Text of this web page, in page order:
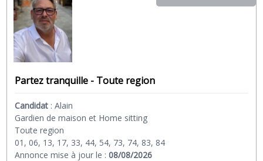
Partez tranquille - Toute region
Candidat :Alain
Gardien de maison et Home sitting
Toute region
01, 06, 13, 17, 33, 44, 54, 73, 74, 83, 84
Annonce mise à jour le :08/08/2026